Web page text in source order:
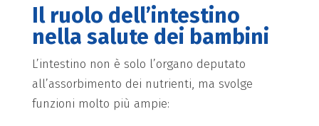
Il ruolo dell’intestino
nella salute dei bambini
L’intestino non è solo l’organo deputato
all’assorbimento dei nutrienti, ma svolge
funzioni molto più ampie: